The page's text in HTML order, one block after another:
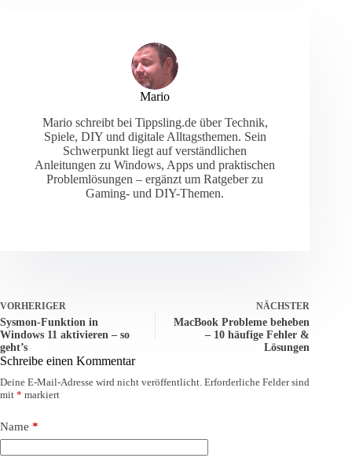
Mario
Mario schreibt bei Tippsling.de über Technik,
Spiele, DIY und digitale Alltagsthemen. Sein
Schwerpunkt liegt auf verständlichen
Anleitungen zu Windows, Apps und praktischen
Problemlösungen – ergänzt um Ratgeber zu
Gaming- und DIY-Themen.
VORHERIGER
Sysmon-Funktion in
Windows 11 aktivieren – so
geht’s
NÄCHSTER
MacBook Probleme beheben
– 10 häufige Fehler &
Lösungen
Schreibe einen Kommentar
Deine E-Mail-Adresse wird nicht veröffentlicht. Erforderliche Felder sind
mit * markiert
Name *